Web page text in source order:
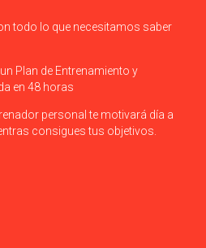
todo lo que necesitamos saber
Plan de Entrenamiento y
en 48 horas
personal te motivará día a
consigues tus objetivos.